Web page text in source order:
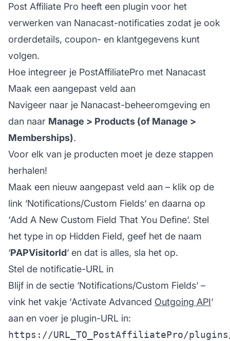
Post Affiliate Pro heeft een plugin voor het
verwerken van Nanacast-notificaties zodat je ook
orderdetails, coupon- en klantgegevens kunt
volgen.
Hoe integreer je PostAffiliatePro met Nanacast
Maak een aangepast veld aan
Navigeer naar je Nanacast-beheeromgeving en
dan naar Manage > Products (of Manage >
Memberships).
Voor elk van je producten moet je deze stappen
herhalen!
Maak een nieuw aangepast veld aan – klik op de
link ‘Notifications/Custom Fields‘ en daarna op
‘Add A New Custom Field That You Define‘. Stel
het type in op Hidden Field, geef het de naam
‘PAPVisitorId‘ en dat is alles, sla het op.
Stel de notificatie-URL in
Blijf in de sectie ‘Notifications/Custom Fields‘ –
vink het vakje ‘Activate Advanced Outgoing API‘
aan en voer je plugin-URL in:
https://URL_TO_PostAffiliatePro/